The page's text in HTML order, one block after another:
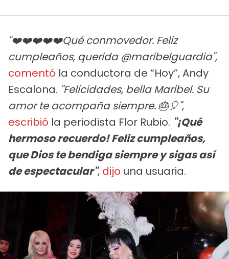
"❤️❤️❤️❤️❤️Qué conmovedor. Feliz
cumpleaños, querida @maribelguardia",
comentó la conductora de “Hoy”, Andy
Escalona. "Felicidades, bella Maribel. Su
amor te acompaña siempre. 🎂🎈",
escribió la periodista Flor Rubio. "¡Qué
hermoso recuerdo! Feliz cumpleaños,
que Dios te bendiga siempre y sigas así
de espectacular", dijo una usuaria.